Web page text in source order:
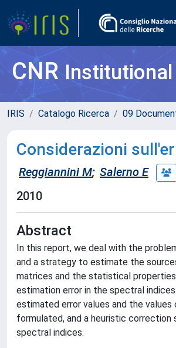
CNR
IRIS Catalogo Ricerca 09
Considerazioni
Reggiannini M; Salerno E
2010
Abstract
In this report, we deal with the
and a strategy to estimate the
matrices and the statistical
estimation error in the spectral
estimated error values and the
formulated, and a heuristic
spectral indices.